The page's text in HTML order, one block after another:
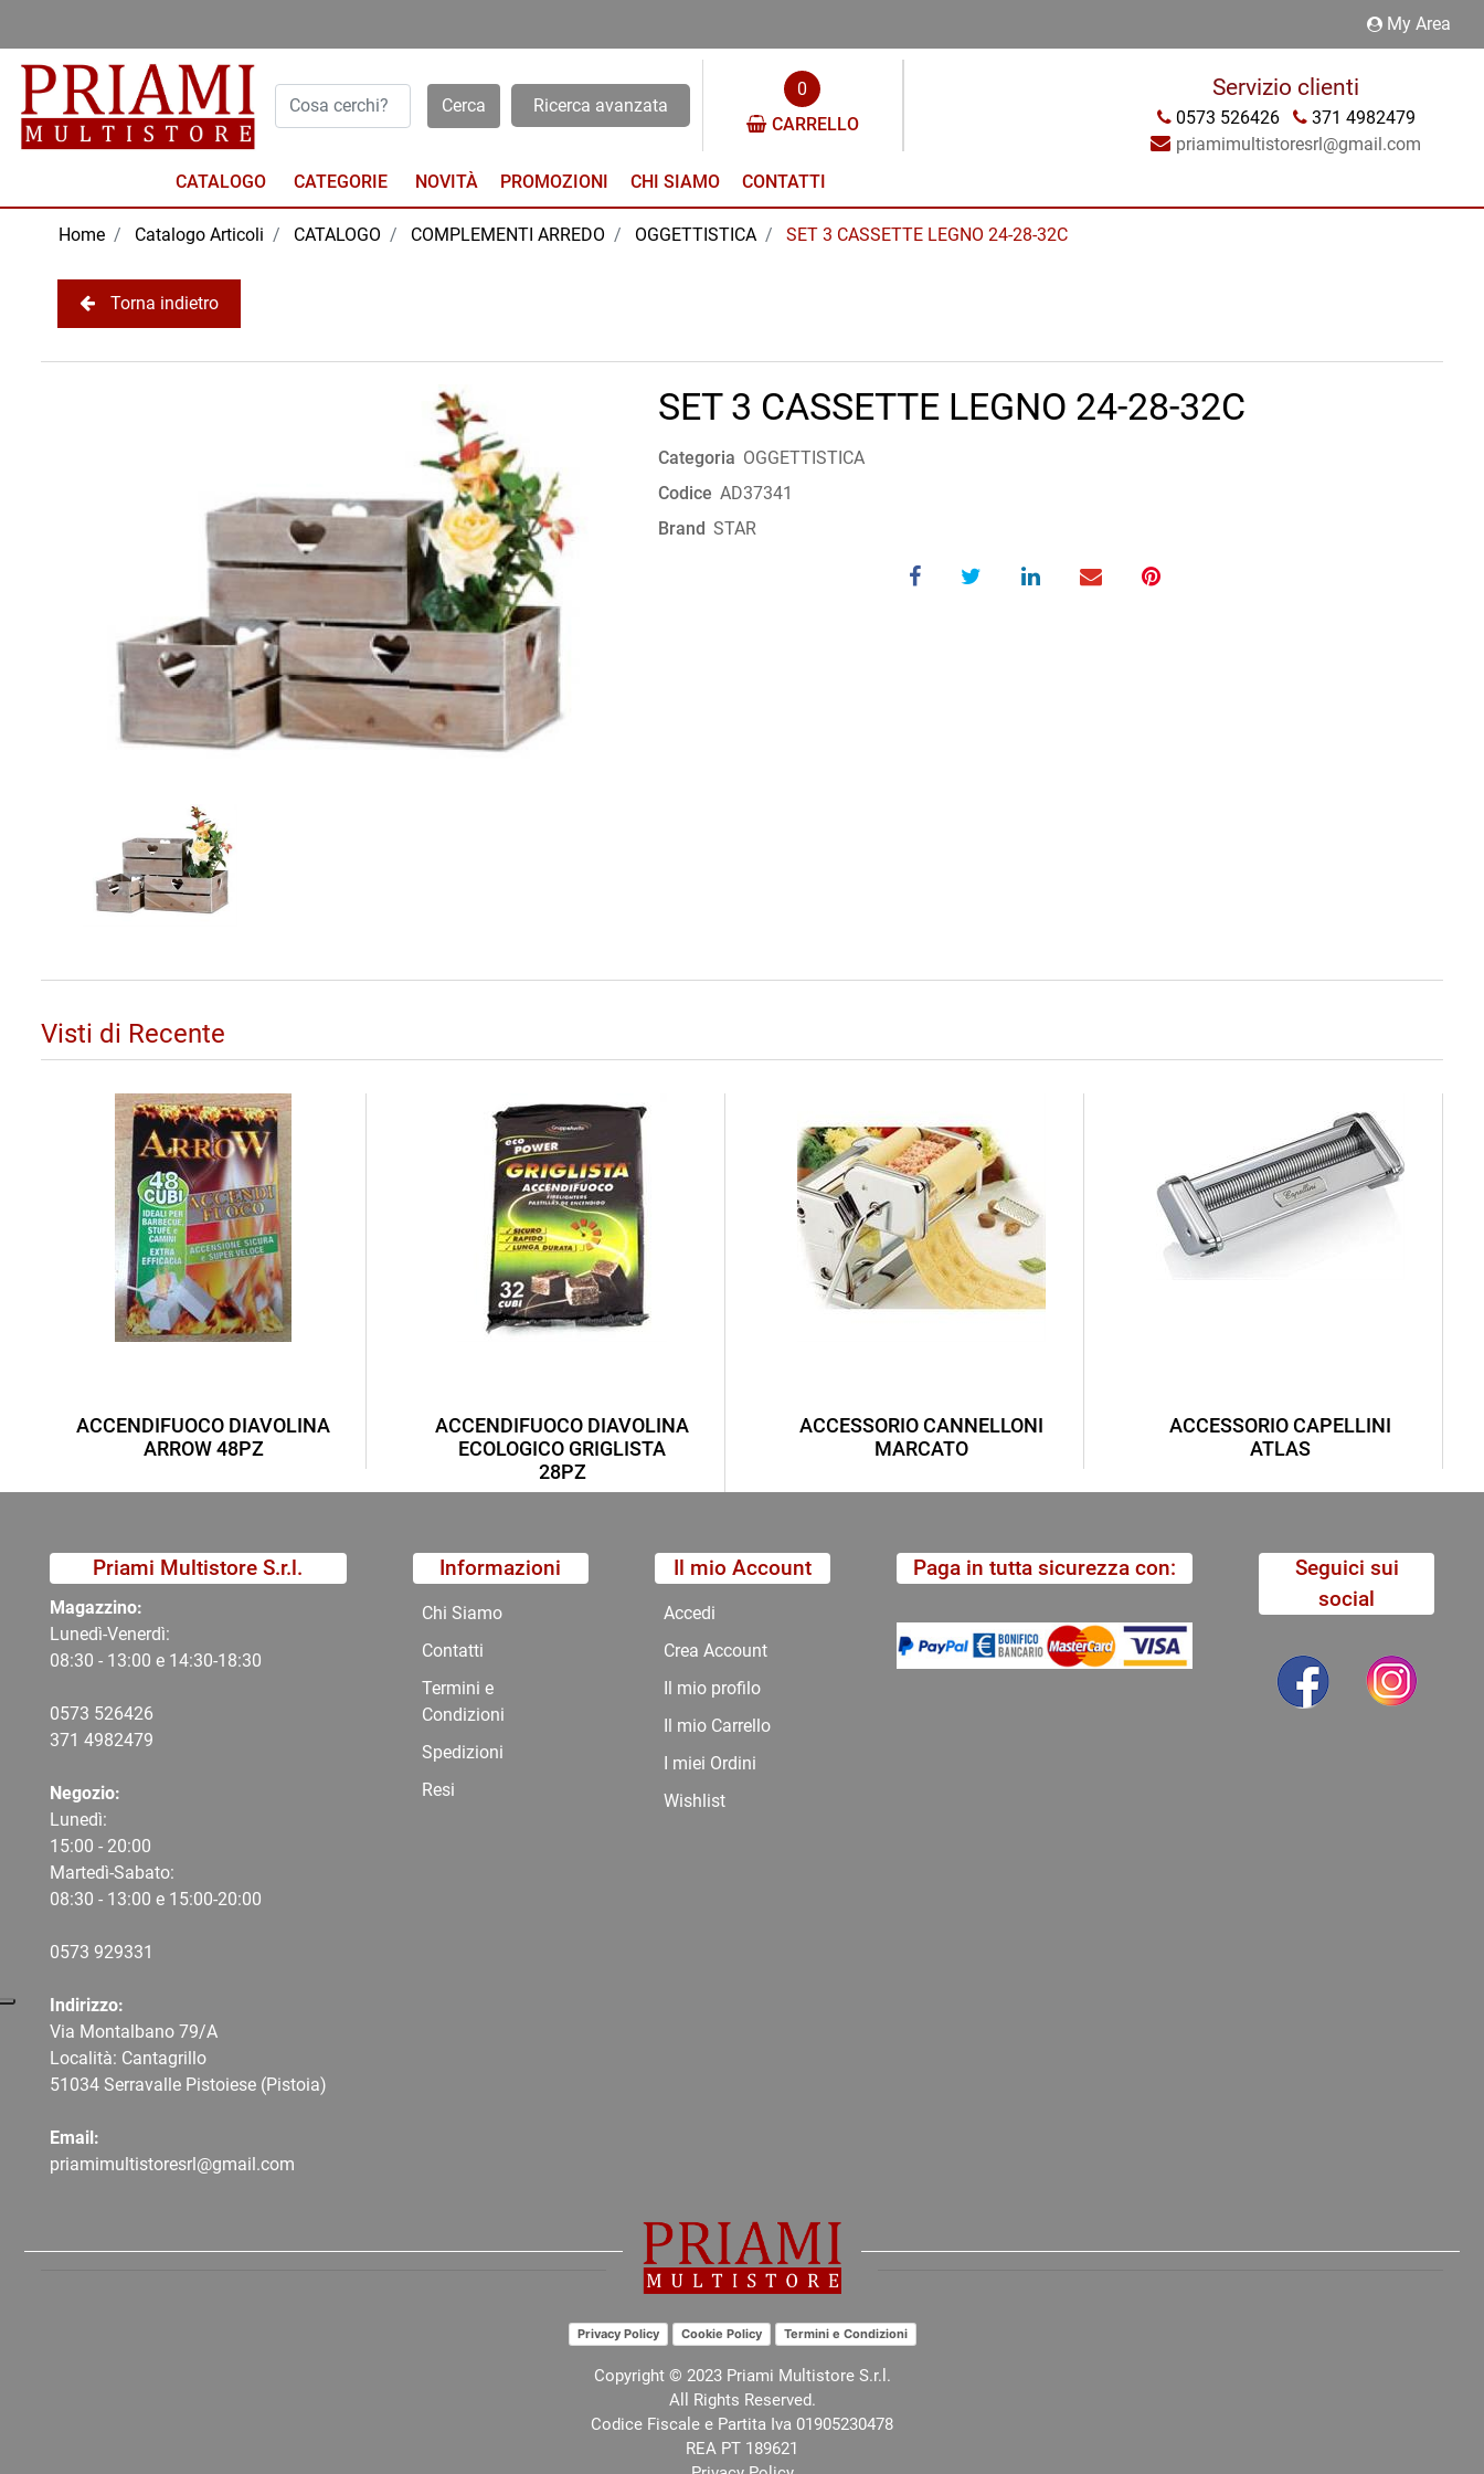
My Area
Ricerca avanzata
0
CARRELLO
Servizio clienti
0573 526426
371 4982479
priamimultistoresrl@gmail.com
CATALOGO
Open menu
NOVITÀ PROMOZIONI CHI SIAMO CONTATTI
Home Catalogo Articoli CATALOGO COMPLEMENTI ARREDO OGGETTISTICA SET 3 CASSETTE LEGNO 24-28-32C
Torna indietro
SET 3 CASSETTE LEGNO 24-28-32C
Categoria OGGETTISTICA
Codice AD37341
Brand STAR
Visti di Recente
ACCENDIFUOCO DIAVOLINA
ARROW 48PZ
ACCENDIFUOCO DIAVOLINA
ECOLOGICO GRIGLISTA
28PZ
ACCESSORIO CANNELLONI
MARCATO
ACCESSORIO CAPELLINI
ATLAS
Priami Multistore S.r.l.
Magazzino:
Lunedì-Venerdì:
08:30 - 13:00 e 14:30-18:30
0573 526426
371 4982479
Negozio:
Lunedì:
15:00 - 20:00
Martedì-Sabato:
08:30 - 13:00 e 15:00-20:00
0573 929331
Indirizzo:
Via Montalbano 79/A
Località: Cantagrillo
51034 Serravalle Pistoiese (Pistoia)
Email:
priamimultistoresrl@gmail.com
Informazioni
Chi Siamo
Contatti
Termini e
Condizioni
Spedizioni
Resi
Il mio Account
Accedi
Crea Account
Il mio profilo
Il mio Carrello
I miei Ordini
Wishlist
Paga in tutta sicurezza con:
Seguici sui
social
Privacy Policy Cookie Policy Termini e Condizioni
Copyright © 2023 Priami Multistore S.r.l.
All Rights Reserved.
Codice Fiscale e Partita Iva 01905230478
REA PT 189621